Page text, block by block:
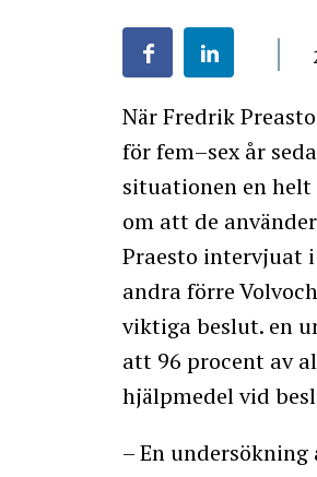
När Fredrik
för fem–sex år
situationen en
om att de
Praesto intervjuat
andra förre
viktiga beslut. en
att 96 procent av
hjälpmedel vid
– En